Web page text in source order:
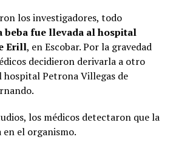
los investigadores, todo
beba fue llevada al hospital
Erill, en Escobar. Por la gravedad
decidieron derivarla a otro
hospital Petrona Villegas de
los médicos detectaron que la
el organismo.